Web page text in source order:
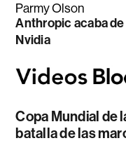
Parmy Olson
Anthropic acaba
Nvidia
Copa Mundial de
batalla de las